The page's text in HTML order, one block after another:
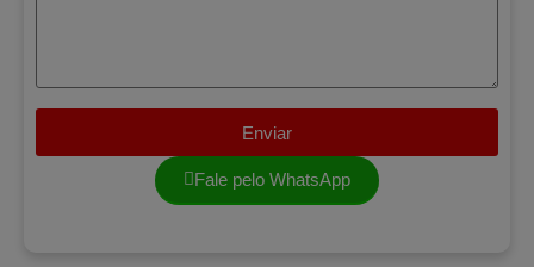
Enviar
Fale pelo WhatsApp